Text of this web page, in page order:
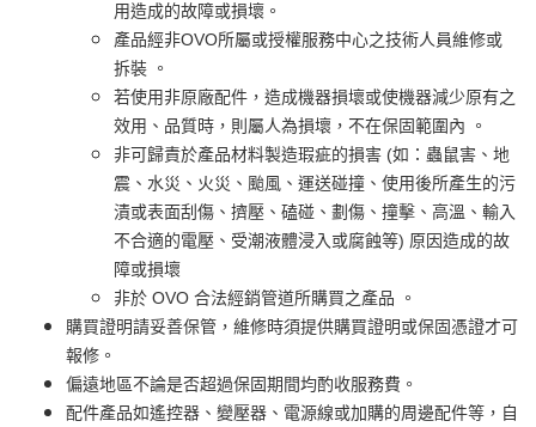
用造成的故障或損壞。
產品經非OVO所屬或授權服務中心之技術人員維修或
拆裝 。
若使用非原廠配件，造成機器損壞或使機器減少原有之
效用、品質時，則屬人為損壞，不在保固範圍內 。
非可歸責於產品材料製造瑕疵的損害 (如：蟲鼠害、地
震、水災、火災、颱風、運送碰撞、使用後所產生的污
漬或表面刮傷、擠壓、磕碰、劃傷、撞擊、高溫、輸入
不合適的電壓、受潮液體浸入或腐蝕等) 原因造成的故
障或損壞
非於 OVO 合法經銷管道所購買之產品 。
購買證明請妥善保管，維修時須提供購買證明或保固憑證才可
報修。
偏遠地區不論是否超過保固期間均酌收服務費。
配件產品如遙控器、變壓器、電源線或加購的周邊配件等，自